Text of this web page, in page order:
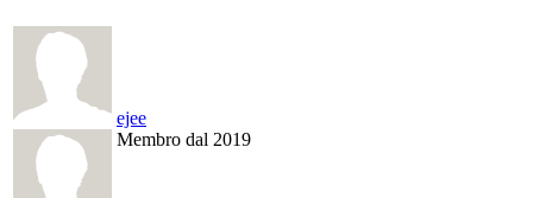
ejee
Membro dal 2019